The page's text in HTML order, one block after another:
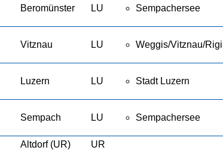
Beromünster LU Sempachersee
Vitznau LU Weggis/Vitznau/Rigi
Luzern LU Stadt Luzern
Sempach LU Sempachersee
Altdorf (UR) UR